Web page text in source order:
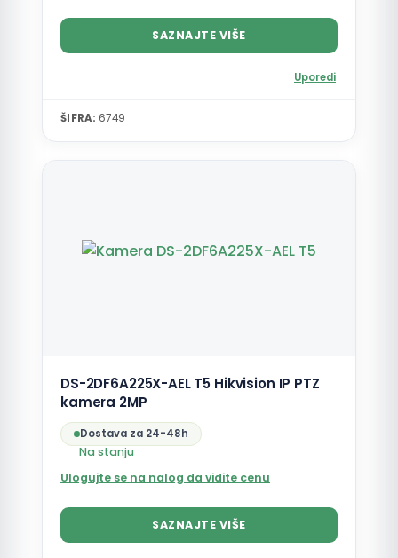
SAZNAJTE VIŠE
Uporedi
ŠIFRA: 6749
DS-2DF6A225X-AEL T5 Hikvision IP PTZ
kamera 2MP
Dostava za 24-48h
Na stanju
Ulogujte se na nalog da vidite cenu
SAZNAJTE VIŠE